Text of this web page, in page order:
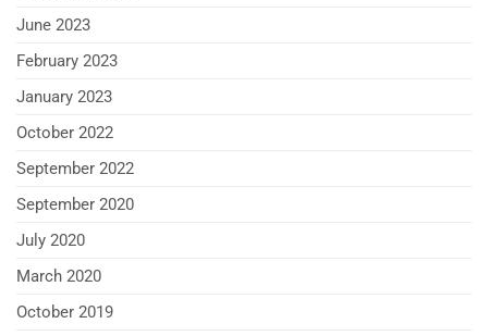
June 2023
February 2023
January 2023
October 2022
September 2022
September 2020
July 2020
March 2020
October 2019